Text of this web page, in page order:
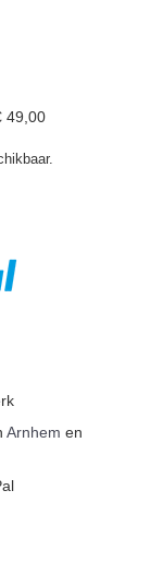
49,00
Arnhem en